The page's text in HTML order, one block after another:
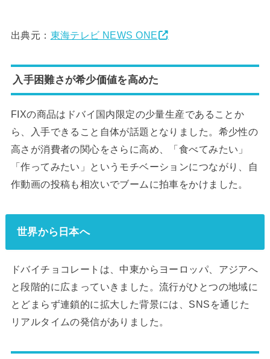
出典元： 東海テレビ NEWS ONE
入手困難さが希少価値を高めた
FIXの商品はドバイ国内限定の少量生産であることか
ら、入手できること自体が話題となりました。希少性の
高さが消費者の関心をさらに高め、「食べてみたい」
「作ってみたい」というモチベーションにつながり、自
作動画の投稿も相次いでブームに拍車をかけました。
世界から日本へ
ドバイチョコレートは、中東からヨーロッパ、アジアへ
と段階的に広まっていきました。流行がひとつの地域に
とどまらず連鎖的に拡大した背景には、SNSを通じた
リアルタイムの発信がありました。